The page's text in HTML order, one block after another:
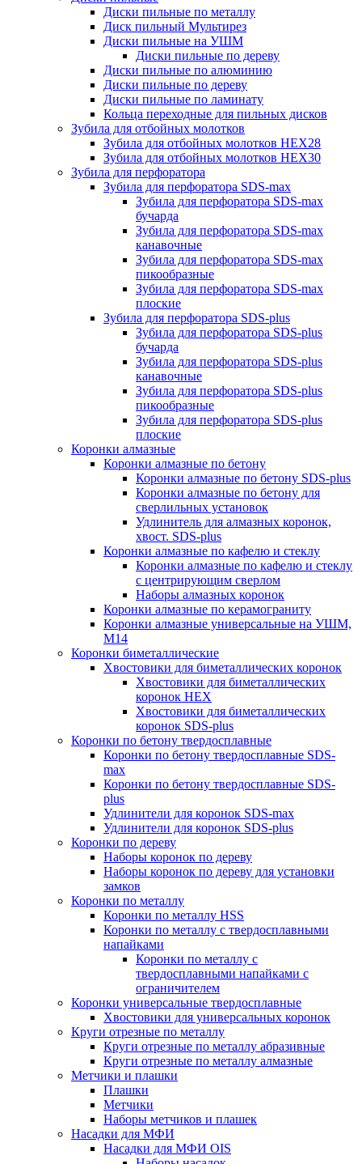
Диски пильные по металлу
Диск пильный Мультирез
Диски пильные на УШМ
Диски пильные по дереву
Диски пильные по алюминию
Диски пильные по дереву
Диски пильные по ламинату
Кольца переходные для пильных дисков
Зубила для отбойных молотков
Зубила для отбойных молотков HEX28
Зубила для отбойных молотков HEX30
Зубила для перфоратора
Зубила для перфоратора SDS-max
Зубила для перфоратора SDS-max
бучарда
Зубила для перфоратора SDS-max
канавочные
Зубила для перфоратора SDS-max
пикообразные
Зубила для перфоратора SDS-max
плоские
Зубила для перфоратора SDS-plus
Зубила для перфоратора SDS-plus
бучарда
Зубила для перфоратора SDS-plus
канавочные
Зубила для перфоратора SDS-plus
пикообразные
Зубила для перфоратора SDS-plus
плоские
Коронки алмазные
Коронки алмазные по бетону
Коронки алмазные по бетону SDS-plus
Коронки алмазные по бетону для
сверлильных установок
Удлинитель для алмазных коронок,
хвост. SDS-plus
Коронки алмазные по кафелю и стеклу
Коронки алмазные по кафелю и стеклу
c центрирующим сверлом
Наборы алмазных коронок
Коронки алмазные по керамограниту
Коронки алмазные универсальные на УШМ,
М14
Коронки биметаллические
Хвостовики для биметаллических коронок
Хвостовики для биметаллических
коронок HEX
Хвостовики для биметаллических
коронок SDS-plus
Коронки по бетону твердосплавные
Коронки по бетону твердосплавные SDS-
max
Коронки по бетону твердосплавные SDS-
plus
Удлинители для коронок SDS-max
Удлинители для коронок SDS-plus
Коронки по дереву
Наборы коронок по дереву
Наборы коронок по дереву для установки
замков
Коронки по металлу
Коронки по металлу HSS
Коронки по металлу с твердосплавными
напайками
Коронки по металлу с
твердосплавными напайками c
ограничителем
Коронки универсальные твердосплавные
Хвостовики для универсальных коронок
Круги отрезные по металлу
Круги отрезные по металлу абразивные
Круги отрезные по металлу алмазные
Метчики и плашки
Плашки
Метчики
Наборы метчиков и плашек
Насадки для МФИ
Насадки для МФИ OIS